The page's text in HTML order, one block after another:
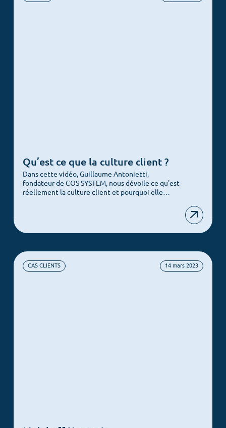
Qu’est ce que la culture client ?
Dans cette vidéo, Guillaume Antonietti,
fondateur de COS SYSTEM, nous dévoile ce qu'est
réellement la culture client et pourquoi elle…
CAS CLIENTS 14 mars 2023